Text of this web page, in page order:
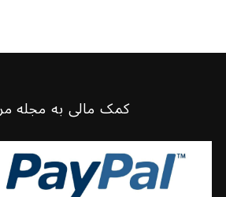
کمک مالی به مجله